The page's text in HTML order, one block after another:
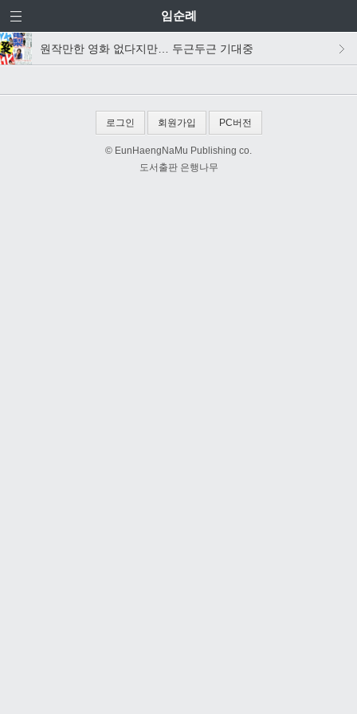
임순례
원작만한 영화 없다지만… 두근두근 기대중
로그인 회원가입 PC버전
© EunHaengNaMu Publishing co.
도서출판 은행나무